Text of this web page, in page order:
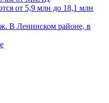
от 5,9 млн до 18,1 млн
В Ленинском районе, в